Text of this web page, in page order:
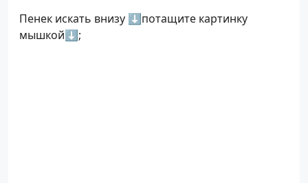
Пенек искать внизу ⬇потащите картинку
мышкой⬇;